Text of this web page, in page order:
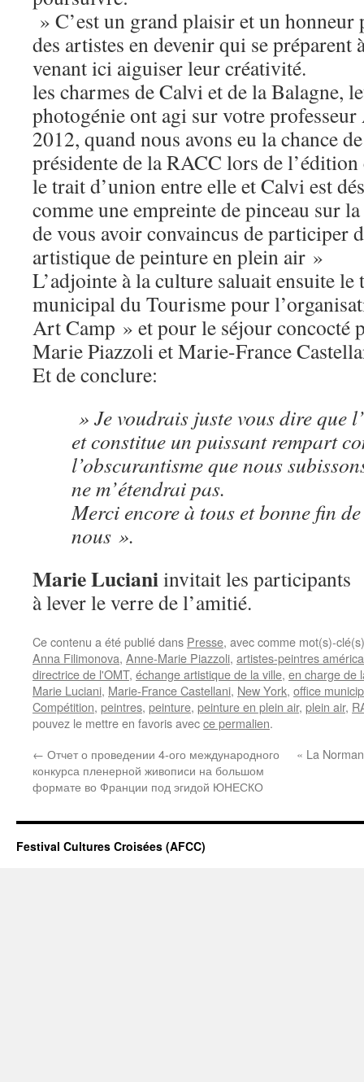
» C’est un grand plaisir et un
des artistes en devenir qui se préparent
venant ici aiguiser leur créativité.
les charmes de Calvi et de la Balagne,
photogénie ont agi sur votre
2012, quand nous avons eu la chance
présidente de la RACC lors de l’édition
le trait d’union entre elle et Calvi est
comme une empreinte de pinceau sur
de vous avoir convaincus de participer
artistique de peinture en plein air »
L’adjointe à la culture saluait ensuite le
municipal du Tourisme pour
Art Camp » et pour le séjour concocté
Marie Piazzoli et Marie-France
Et de conclure:
» Je voudrais juste vous dire que
et constitue un puissant rempart
l’obscurantisme que nous
ne m’étendrai pas.
Merci encore à tous et bonne fin
nous ».
Marie Lucianiinvitait les participants
à lever le verre de l’amitié.
Ce contenu a été publié dans Presse, avec comme mot(s)-
Anna Filimonova, Anne-Marie Piazzoli, artistes-peintres
directrice de l'OMT, échange artistique de la ville, en charge de
Marie Luciani, Marie-France Castellani, New York, office
Compétition, peintres, peinture, peinture en plein air, plein air,
pouvez le mettre en favoris avecce permalien.
← Отчет о проведении 4-ого международного
конкурса пленерной живописи на большом
формате во Франции под эгидой ЮНЕСКО
« La
Festival Cultures Croisées (AFCC)